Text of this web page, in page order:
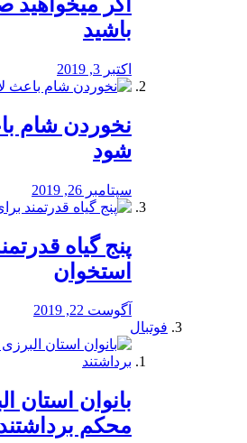
باشید
اکتبر 3, 2019
نخوردن شام
‌شود
سپتامبر 26, 2019
پنج گیاه
استخوان
آگوست 22, 2019
فوتبال
بانوان استان
محكم